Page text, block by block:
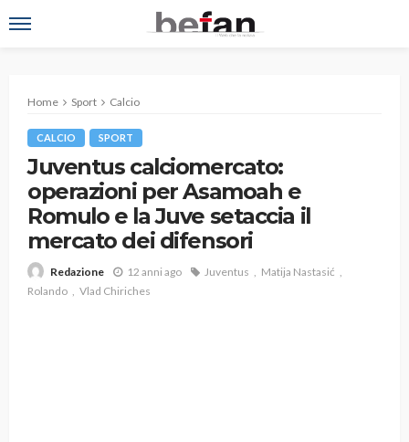
Home Sport Calcio
CALCIO SPORT
Juventus calciomercato:
operazioni per Asamoah e
Romulo e la Juve setaccia il
mercato dei difensori
Redazione 12 anni ago Juventus
Matija Nastasić
Rolando
Vlad Chiriches